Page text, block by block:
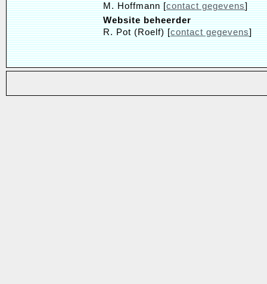
M. Hoffmann [contact gegevens]
Website beheerder
R. Pot (Roelf) [contact gegevens]